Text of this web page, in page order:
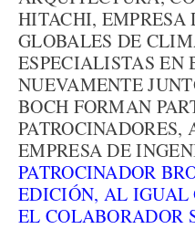
HITACHI, EMPRESA
GLOBALES DE
ESPECIALISTAS EN
NUEVAMENTE
BOCH FORMAN
PATROCINADORES,
EMPRESA DE
PATROCINADOR
EDICIÓN, AL IGUAL
EL COLABORADOR